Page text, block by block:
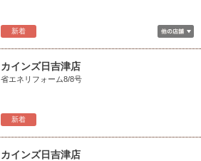
新着
新着
カインズ日吉津店
省エネリフォーム8/8号
カインズ日吉津店